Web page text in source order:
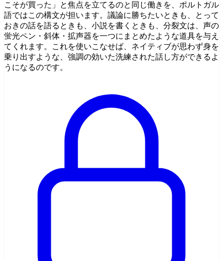
こそが買った」と焦点を立てるのと同じ働きを、ポルトガル
語ではこの構文が担います。議論に勝ちたいときも、とって
おきの話を語るときも、小説を書くときも、分裂文は、声の
蛍光ペン・斜体・拡声器を一つにまとめたような道具を与え
てくれます。これを使いこなせば、ネイティブが思わず身を
乗り出すような、強調の効いた洗練された話し方ができるよ
うになるのです。